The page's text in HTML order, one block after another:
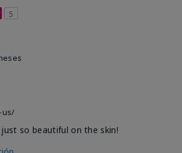
5
us/
so beautiful on the skin!